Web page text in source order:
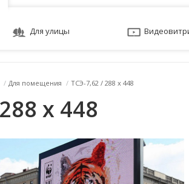
Для улицы
/ Для помещения / ТСЭ-7,62 / 288 x 448
x 448